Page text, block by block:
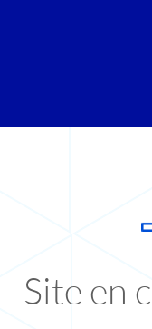
Site en